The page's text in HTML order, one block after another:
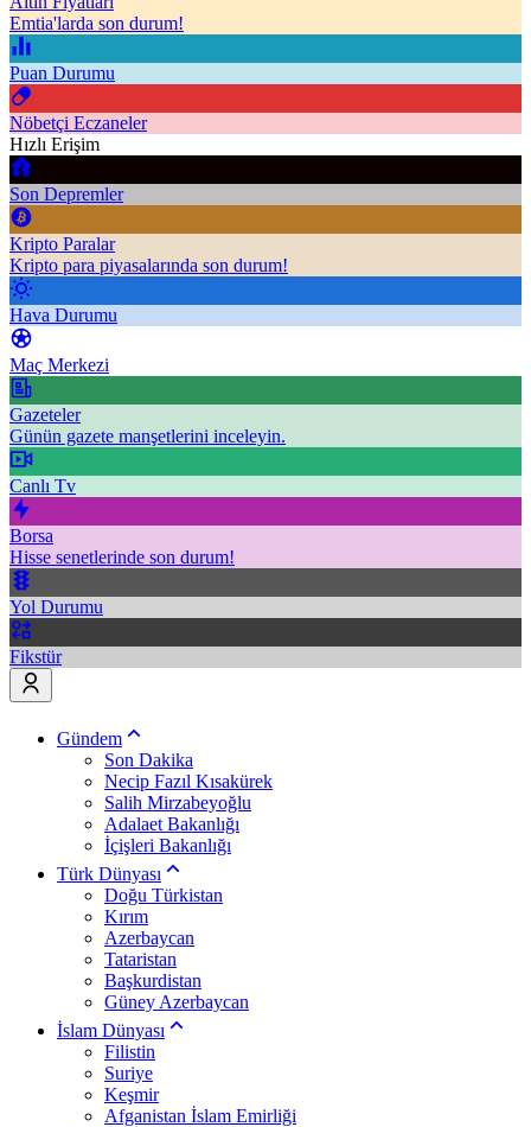
Emtia'larda son durum!
Puan Durumu
Nöbetçi Eczaneler
Hızlı Erişim
Son Depremler
Kripto Paralar
Kripto para piyasalarında son durum!
Hava Durumu
Maç Merkezi
Gazeteler
Günün gazete manşetlerini inceleyin.
Canlı Tv
Borsa
Hisse senetlerinde son durum!
Yol Durumu
Fikstür
Gündem
Son Dakika
Necip Fazıl Kısakürek
Salih Mirzabeyoğlu
Adalaet Bakanlığı
İçişleri Bakanlığı
Türk Dünyası
Doğu Türkistan
Kırım
Azerbaycan
Tataristan
Başkurdistan
Güney Azerbaycan
İslam Dünyası
Filistin
Suriye
Keşmir
Afganistan İslam Emirliği